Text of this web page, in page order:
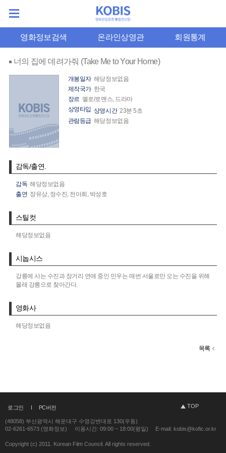
영화정보검색 온라인상영관 회원통계
너의 집에 데려가줘 (Take Me to Your Home)
개봉일자 해당정보없음
제작국가 한국
장르 멜로/로맨스, 드라마
상영타입 상영시간 23분 5초
관람등급 해당정보없음
감독/출연.
감독 해당정보없음
출연 장유상, 정수진, 전아희, 박성호
스틸컷
해당정보없음
시놉시스
강릉에 사는 수진과 장거리 연애 중인 민우는 매번 서울로만 오는 수진을 위해
몰래 강릉으로 찾아간다.
영화사
해당정보없음
목록
로그인 PC버전 TOP
(48058) 부산광역시 해운대구 수영강변대로 130(우동)
02-6261-6573 (영화정보)
이용시간: 09:00 ~ 18:00(평일) E-mail: kobis@kofic.or.kr
Copyright (c) 2011. Korean Film Council. All rights reserved.